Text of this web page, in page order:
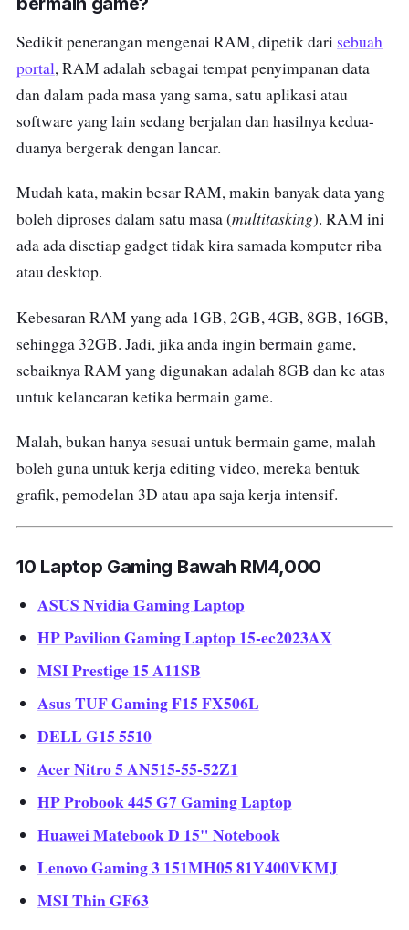
Sedikit penerangan mengenai RAM, dipetik dari sebuah
portal, RAM adalah sebagai tempat penyimpanan data
dan dalam pada masa yang sama, satu aplikasi atau
software yang lain sedang berjalan dan hasilnya kedua-
duanya bergerak dengan lancar.
Mudah kata, makin besar RAM, makin banyak data yang
boleh diproses dalam satu masa (multitasking). RAM ini
ada ada disetiap gadget tidak kira samada komputer riba
atau desktop.
Kebesaran RAM yang ada 1GB, 2GB, 4GB, 8GB, 16GB,
sehingga 32GB. Jadi, jika anda ingin bermain game,
sebaiknya RAM yang digunakan adalah 8GB dan ke atas
untuk kelancaran ketika bermain game.
Malah, bukan hanya sesuai untuk bermain game, malah
boleh guna untuk kerja editing video, mereka bentuk
grafik, pemodelan 3D atau apa saja kerja intensif.
10 Laptop Gaming Bawah RM4,000
ASUS Nvidia Gaming Laptop
HP Pavilion Gaming Laptop 15-ec2023AX
MSI Prestige 15 A11SB
Asus TUF Gaming F15 FX506L
DELL G15 5510
Acer Nitro 5 AN515-55-52Z1
HP Probook 445 G7 Gaming Laptop
Huawei Matebook D 15" Notebook
Lenovo Gaming 3 151MH05 81Y400VKMJ
MSI Thin GF63